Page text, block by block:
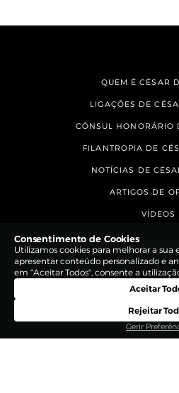
QUEM É CÉSAR
LIGAÇÕES DE
CÔNSUL HONORÁRIO
FILANTROPIA DE
NOTÍCIAS DE
ARTIGOS DE
VÍDEOS
Consentimento de Cookies
Utilizamos cookies para melhorar a sua
apresentar conteúdo personalizado e
em "Aceitar Todos", consente a
Gerir
Rejeitar
Aceitar